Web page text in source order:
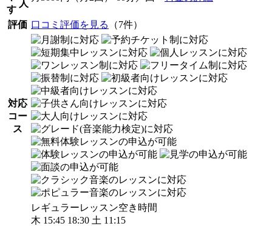
す
人
評価 口コミ評価を見る （7件）
対応
コー
ス
レギュラーレッスン空き時間
木 15:45 18:30 土 11:15